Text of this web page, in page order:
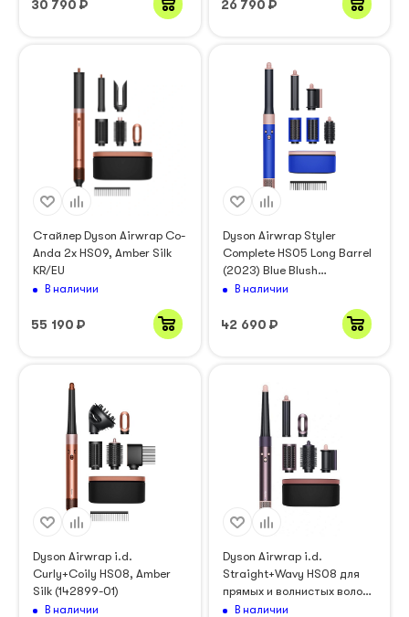
30 790 ₽ 26 790 ₽
Стайлер Dyson Airwrap Co-
Anda 2x HS09, Amber Silk
KR/EU
В наличии
55 190 ₽
Dyson Airwrap Styler
Complete HS05 Long Barrel
(2023) Blue Blush
(460730/460721/460723)
В наличии
42 690 ₽
Dyson Airwrap i.d.
Curly+Coily HS08, Amber
Silk (142899-01)
В наличии
Dyson Airwrap i.d.
Straight+Wavy HS08 для
прямых и волнистых волос,
Jasper Plum (сливовый)
В наличии